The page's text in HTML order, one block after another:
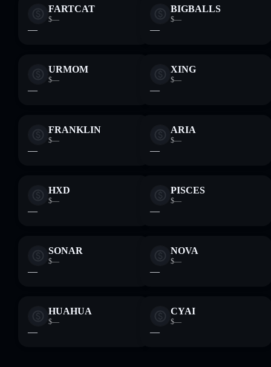
FARTCAT
$—
—
BIGBALLS
$—
—
URMOM
$—
—
XING
$—
—
FRANKLIN
$—
—
ARIA
$—
—
HXD
$—
—
PISCES
$—
—
SONAR
$—
—
NOVA
$—
—
HUAHUA
$—
—
CYAI
$—
—